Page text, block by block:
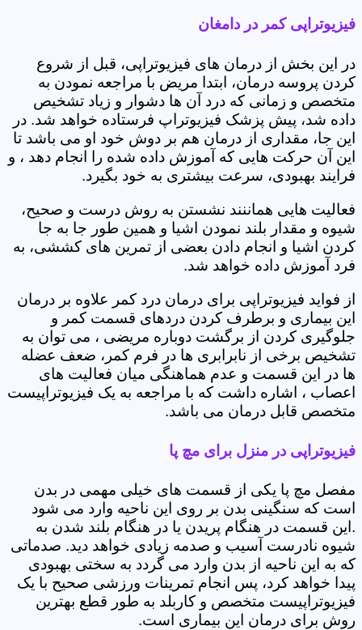
فیزیوتراپی کمر در دامغان
در این بخش از درمان های فیزیوتراپی، قبل از شروع
کردن پروسه درمان، ابتدا مریض با مراجعه نمودن به
متخصص و زمانی که درد آن ها دشوار و زیاد تشخیص
داده شد، پیش پزشک فیزیوتراپ فرستاده خواهد شد. در
این جا، مقداری از درمان هم بر دوش خود او می باشد تا
این آن حرکت هایی که آموزش داده شده را انجام دهد ، و
فرایند بهبودی، سرعت بیشتری به خود بگیرد.
فعالیت هایی هماننند نشستن به روش درست و صحیح،
شیوه و مقدار بلند نمودن اشیا و همین طور جا به جا
کردن اشیا و انجام دادن بعضی از تمرین های کششی، به
فرد آموزش داده خواهد شد.
از فواید فیزیوتراپی برای درمان درد کمر علاوه بر درمان
این بیماری و برطرف کردن دردهای قسمت کمر و
جلوگیری کردن از برگشت دوباره مریضی ، می توان به
تشخیص برخی از نابرابری ها در فرم کمر، ضعف عضله
ها در این قسمت و عدم هماهنگی میان فعالیت های
اعصاب ، اشاره داشت که با مراجعه به یک فیزیوتراپیست
متخصص قابل درمان می باشد.
فیزیوتراپی در منزل برای مچ پا
مفصل مچ پا یکی از قسمت های خیلی مهمی در بدن
است که سنگینی بدن بر روی این ناحیه وارد می شود
.این قسمت در هنگام پریدن یا در هنگام بلند شدن به
شیوه نادرست آسیب و صدمه زیادی خواهد دید. صدماتی
که به این ناحیه از بدن وارد می گردد به سختی بهبودی
پیدا خواهد کرد، پس انجام تمرینات ورزشی صحیح با یک
فیزیوتراپیست متخصص و کاربلد به طور قطع بهترین
روش برای درمان این بیماری است.